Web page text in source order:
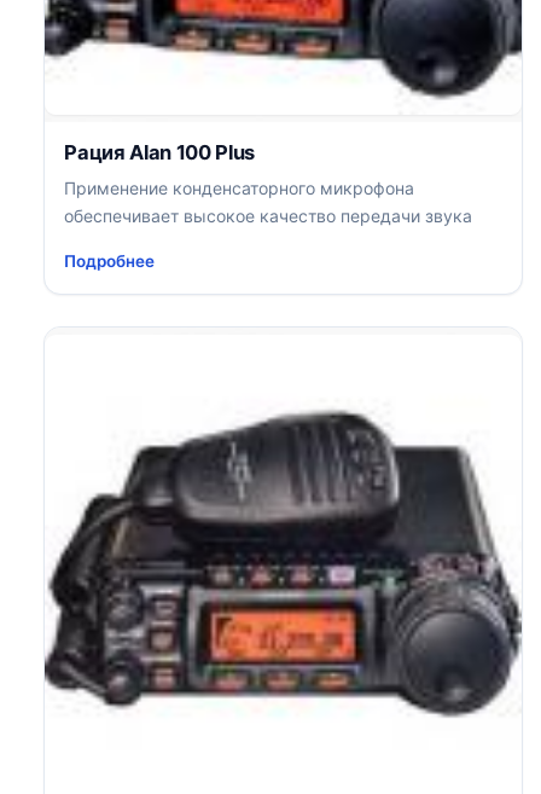
Рация Alan 100 Plus
Применение конденсаторного микрофона
обеспечивает высокое качество передачи звука
Подробнее